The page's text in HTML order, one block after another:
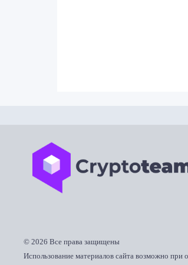
© 2026 Все права защищены
Использование материалов сайта возможно при